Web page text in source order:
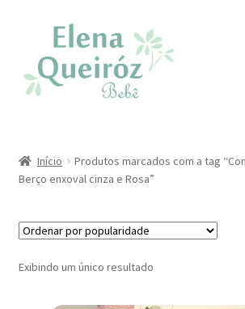
navegação
conteúdo
Ofertas!!
Início
Produtos marcados com a tag
Berço enxoval cinza e Rosa”
Exibindo um único resultado